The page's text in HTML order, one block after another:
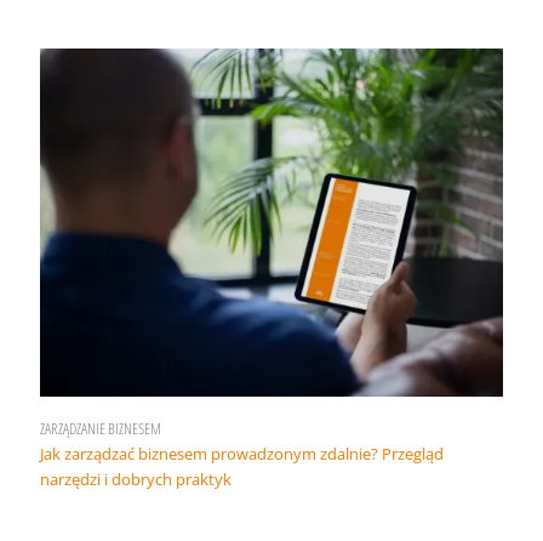
ZARZĄDZANIE BIZNESEM
Jak zarządzać biznesem prowadzonym zdalnie? Przegląd
narzędzi i dobrych praktyk